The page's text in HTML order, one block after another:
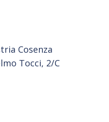
Cosenza
Tocci, 2/C